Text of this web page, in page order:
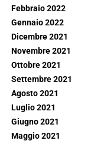
Febbraio 2022
Gennaio 2022
Dicembre 2021
Novembre 2021
Ottobre 2021
Settembre 2021
Agosto 2021
Luglio 2021
Giugno 2021
Maggio 2021